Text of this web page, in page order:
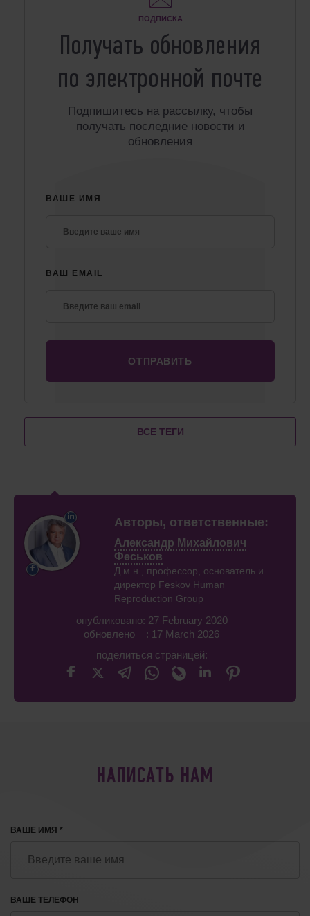
ПОДПИСКА
Получать обновления
по электронной почте
Подпишитесь на рассылку, чтобы
получать последние новости и
обновления
ВАШЕ ИМЯ
ВАШ EMAIL
ВСЕ ТЕГИ
Авторы, ответственные:
Александр Михайлович
Феськов
Д.м.н., профессор, основатель и
директор Feskov Human
Reproduction Group
опубликовано: 27 February 2020
обновлено : 17 March 2026
поделиться страницей:
НАПИСАТЬ НАМ
ВАШЕ ИМЯ *
ВАШЕ ТЕЛЕФОН